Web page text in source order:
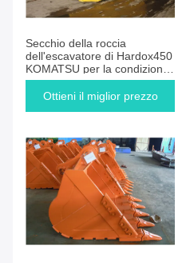
Secchio della roccia
dell'escavatore di Hardox450
KOMATSU per la condizione
nelle miniere
Ottieni il miglior prezzo